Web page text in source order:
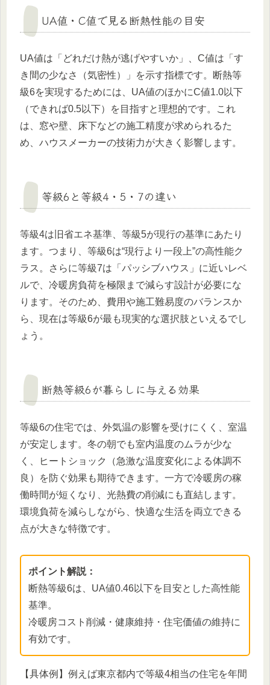
UA値・C値で見る断熱性能の目安
UA値は「どれだけ熱が逃げやすいか」、C値は「す
き間の少なさ（気密性）」を示す指標です。断熱等
級6を実現するためには、UA値のほかにC値1.0以下
（できれば0.5以下）を目指すと理想的です。これ
は、窓や壁、床下などの施工精度が求められるた
め、ハウスメーカーの技術力が大きく影響します。
等級6と等級4・5・7の違い
等級4は旧省エネ基準、等級5が現行の基準にあたり
ます。つまり、等級6は“現行より一段上”の高性能ク
ラス。さらに等級7は「パッシブハウス」に近いレベ
ルで、冷暖房負荷を極限まで減らす設計が必要にな
ります。そのため、費用や施工難易度のバランスか
ら、現在は等級6が最も現実的な選択肢といえるでし
ょう。
断熱等級6が暮らしに与える効果
等級6の住宅では、外気温の影響を受けにくく、室温
が安定します。冬の朝でも室内温度のムラが少な
く、ヒートショック（急激な温度変化による体調不
良）を防ぐ効果も期待できます。一方で冷暖房の稼
働時間が短くなり、光熱費の削減にも直結します。
環境負荷を減らしながら、快適な生活を両立できる
点が大きな特徴です。
ポイント解説：
断熱等級6は、UA値0.46以下を目安とした高性能
基準。
冷暖房コスト削減・健康維持・住宅価値の維持に
有効です。
【具体例】例えば東京都内で等級4相当の住宅を年間